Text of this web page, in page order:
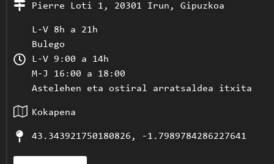
Pierre Loti 1, 20301 Irun, Gipuzkoa
L-V 8h a 21h
Bulego
L-V 9:00 a 14h
M-J 16:00 a 18:00
Astelehen eta ostiral arratsaldea itxita
Kokapena
43.343921750180826, -1.7989784286227641